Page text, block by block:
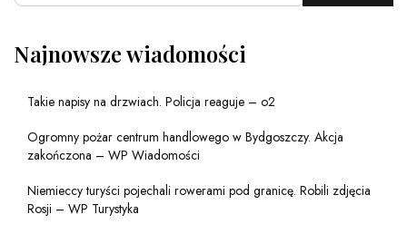
Najnowsze wiadomości
Takie napisy na drzwiach. Policja reaguje – o2
Ogromny pożar centrum handlowego w Bydgoszczy. Akcja
zakończona – WP Wiadomości
Niemieccy turyści pojechali rowerami pod granicę. Robili zdjęcia
Rosji – WP Turystyka